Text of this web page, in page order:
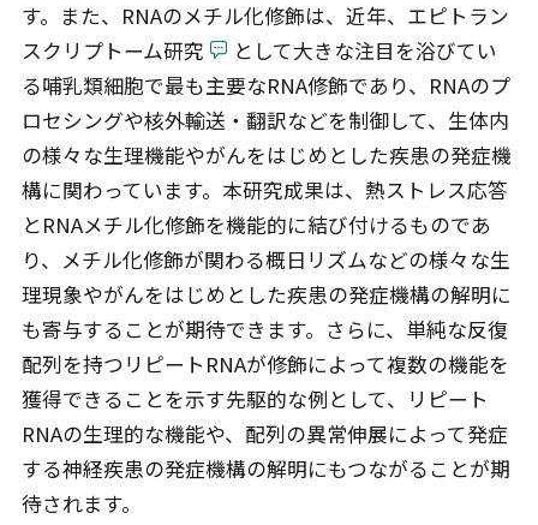
す。また、RNAのメチル化修飾は、近年、エピトラン
スクリプトーム研究
として大きな注目を浴びてい
る哺乳類細胞で最も主要なRNA修飾であり、RNAのプ
ロセシングや核外輸送・翻訳などを制御して、生体内
の様々な生理機能やがんをはじめとした疾患の発症機
構に関わっています。本研究成果は、熱ストレス応答
とRNAメチル化修飾を機能的に結び付けるものであ
り、メチル化修飾が関わる概日リズムなどの様々な生
理現象やがんをはじめとした疾患の発症機構の解明に
も寄与することが期待できます。さらに、単純な反復
配列を持つリピートRNAが修飾によって複数の機能を
獲得できることを示す先駆的な例として、リピート
RNAの生理的な機能や、配列の異常伸展によって発症
する神経疾患の発症機構の解明にもつながることが期
待されます。